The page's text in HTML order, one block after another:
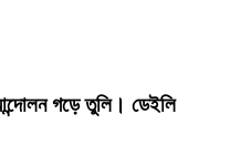
গড়ে তুলি। ডেইলি